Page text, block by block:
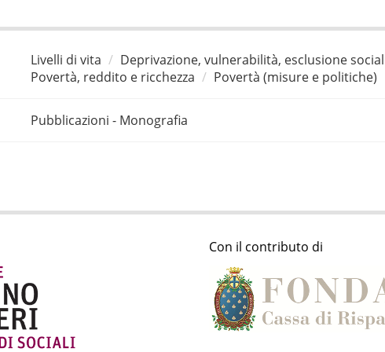
Livelli di vita
Deprivazione, vulnerabilità, esclusione
Povertà, reddito e ricchezza
Povertà (misure e politiche)
Pubblicazioni - Monografia
Con il contributo di